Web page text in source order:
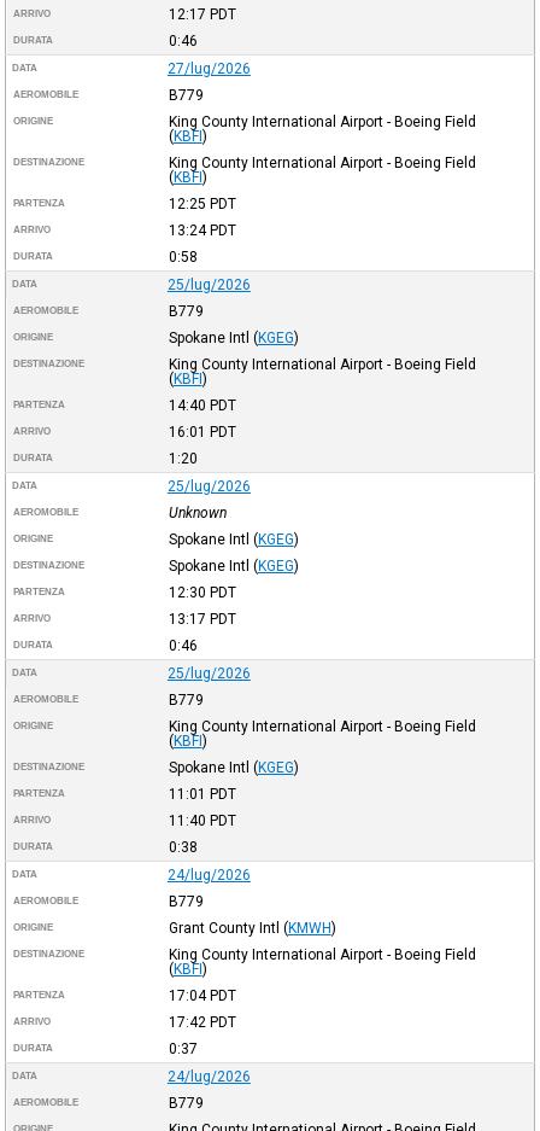
ARRIVO 12:17 PDT
DURATA 0:46
DATA 27/lug/2026
AEROMOBILE B779
ORIGINE
King County International Airport - Boeing Field
(KBFI)
DESTINAZIONE
King County International Airport - Boeing Field
(KBFI)
PARTENZA 12:25 PDT
ARRIVO 13:24PDT
DURATA 0:58
DATA 25/lug/2026
AEROMOBILE B779
ORIGINE Spokane Intl (KGEG)
DESTINAZIONE
King County International Airport - Boeing Field
(KBFI)
PARTENZA 14:40 PDT
ARRIVO 16:01 PDT
DURATA 1:20
DATA 25/lug/2026
AEROMOBILE Unknown
ORIGINE Spokane Intl (KGEG)
DESTINAZIONE Spokane Intl (KGEG)
PARTENZA 12:30 PDT
ARRIVO 13:17 PDT
DURATA 0:46
DATA 25/lug/2026
AEROMOBILE B779
ORIGINE
King County International Airport - Boeing Field
(KBFI)
DESTINAZIONE Spokane Intl (KGEG)
PARTENZA 11:01 PDT
ARRIVO 11:40 PDT
DURATA 0:38
DATA 24/lug/2026
AEROMOBILE B779
ORIGINE Grant County Intl (KMWH)
DESTINAZIONE
King County International Airport - Boeing Field
(KBFI)
PARTENZA 17:04PDT
ARRIVO 17:42 PDT
DURATA 0:37
DATA 24/lug/2026
AEROMOBILE B779